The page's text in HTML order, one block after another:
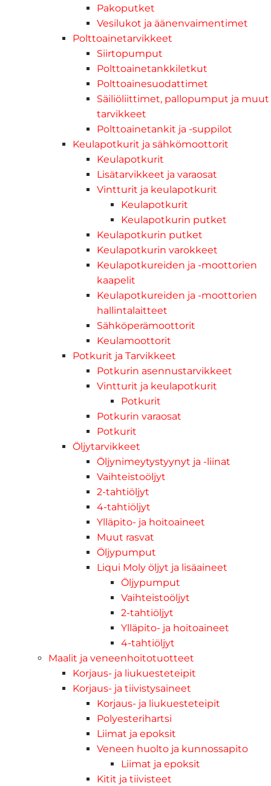
Pakoputket
Vesilukot ja äänenvaimentimet
Polttoainetarvikkeet
Siirtopumput
Polttoainetankkiletkut
Polttoainesuodattimet
Säiliöliittimet, pallopumput ja muut
tarvikkeet
Polttoainetankit ja -suppilot
Keulapotkurit ja sähkömoottorit
Keulapotkurit
Lisätarvikkeet ja varaosat
Vintturit ja keulapotkurit
Keulapotkurit
Keulapotkurin putket
Keulapotkurin putket
Keulapotkurin varokkeet
Keulapotkureiden ja -moottorien
kaapelit
Keulapotkureiden ja -moottorien
hallintalaitteet
Sähköperämoottorit
Keulamoottorit
Potkurit ja Tarvikkeet
Potkurin asennustarvikkeet
Vintturit ja keulapotkurit
Potkurit
Potkurin varaosat
Potkurit
Öljytarvikkeet
Öljynimeytystyynyt ja -liinat
Vaihteistoöljyt
2-tahtiöljyt
4-tahtiöljyt
Ylläpito- ja hoitoaineet
Muut rasvat
Öljypumput
Liqui Moly öljyt ja lisäaineet
Öljypumput
Vaihteistoöljyt
2-tahtiöljyt
Ylläpito- ja hoitoaineet
4-tahtiöljyt
Maalit ja veneenhoitotuotteet
Korjaus- ja liukuesteteipit
Korjaus- ja tiivistysaineet
Korjaus- ja liukuesteteipit
Polyesterihartsi
Liimat ja epoksit
Veneen huolto ja kunnossapito
Liimat ja epoksit
Kitit ja tiivisteet